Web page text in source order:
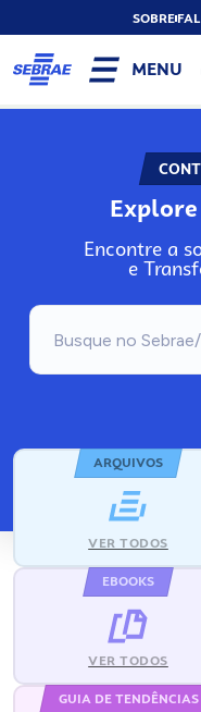
SOBRE
MENU
Explore
Encontre a
e
ARQUIVOS
VER TODOS
EBOOKS
VER TODOS
GUIA DE TENDÊNCIAS